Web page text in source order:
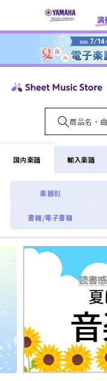
ンツに
国内楽譜
楽器別
書籍/電子書籍
輸入楽譜